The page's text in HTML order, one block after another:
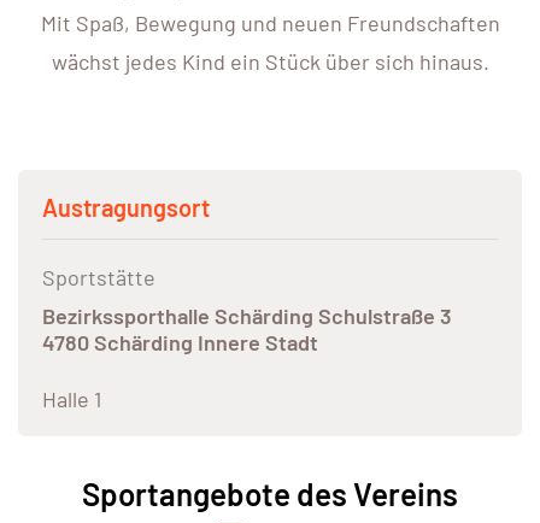
Mit Spaß, Bewegung und neuen Freundschaften
wächst jedes Kind ein Stück über sich hinaus.
Austragungsort
Sportstätte
Bezirkssporthalle Schärding Schulstraße 3
4780 Schärding Innere Stadt
Halle 1
Sportangebote des Vereins